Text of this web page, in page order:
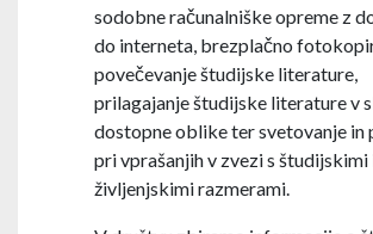
sodobne računalniške opreme z
do interneta, brezplačno
povečevanje študijske literature,
prilagajanje študijske literature v
dostopne oblike ter svetovanje in
pri vprašanjih v zvezi s študijskimi
življenjskimi razmerami.